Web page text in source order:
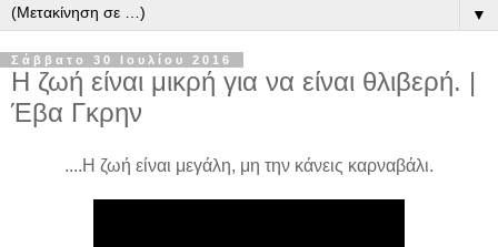
▼
Σάββατο 30 Ιουλίου 2016
Η ζωή είναι μικρή για να είναι θλιβερή. |
Έβα Γκρην
....Η ζωή είναι μεγάλη, μη την κάνεις καρναβάλι.